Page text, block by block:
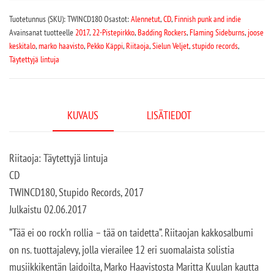
Tuotetunnus (SKU):TWINCD180Osastot:Alennetut,CD,Finnish punk and indie
Avainsanat tuotteelle2017,22-Pistepirkko,Badding Rockers,Flaming Sideburns, joose
keskitalo,marko haavisto,Pekko Käppi,Riitaoja,Sielun Veljet,stupido records,
Täytettyjä lintuja
KUVAUS LISÄTIEDOT
Riitaoja: Täytettyjä lintuja
CD
TWINCD180, Stupido Records, 2017
Julkaistu 02.06.2017
”Tää ei oo rock’n rollia – tää on taidetta”. Riitaojan kakkosalbumi
on ns. tuottajalevy, jolla vierailee 12 eri suomalaista solistia
musiikkikentän laidoilta, Marko Haavistosta Maritta Kuulan kautta